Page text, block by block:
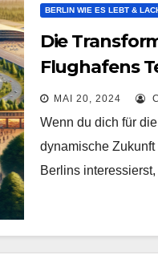
BERLIN WIE ES LEBT &
Die
Flughafens
seine
MAI 20, 2024
Wenn du dich für
dynamische
Berlins